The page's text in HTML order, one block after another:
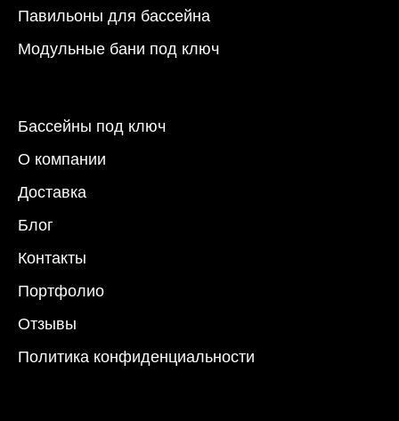
Павильоны для бассейна
Модульные бани под ключ
Бассейны под ключ
О компании
Доставка
Блог
Контакты
Портфолио
Отзывы
Политика конфиденциальности